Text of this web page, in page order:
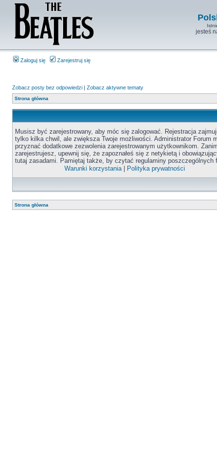
jesteś
Zaloguj się Zarejestruj się
Zobacz posty bez odpowiedzi | Zobacz aktywne tematy
Strona główna
Musisz być zarejestrowany, aby móc się zalogować. Rejestracja
tylko kilka chwil, ale zwiększa Twoje możliwości. Administrator Forum
przyznać dodatkowe zezwolenia zarejestrowanym użytkownikom.
zarejestrujesz, upewnij się, że zapoznałeś się z netykietą i
tutaj zasadami. Pamiętaj także, by czytać regulaminy poszczególnych
Warunki korzystania| Polityka prywatności
Strona główna